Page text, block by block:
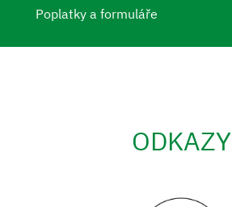
Poplatky a formuláře
ODKAZY